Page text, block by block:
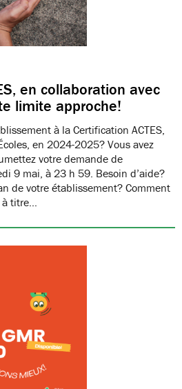
en collaboration avec
limite approche!
à la Certification ACTES,
en 2024-2025? Vous avez
votre demande de
9 mai, à 23 h 59. Besoin d’aide?
de votre établissement? Comment
titre…